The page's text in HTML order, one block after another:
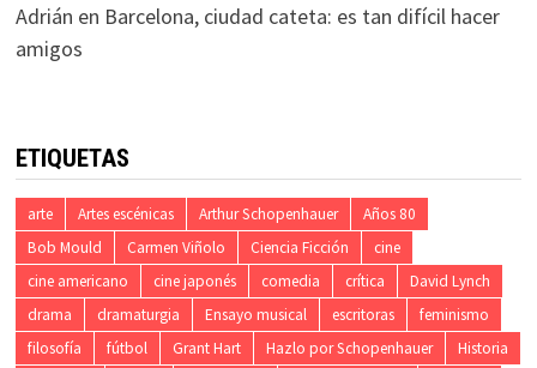
Adrián en Barcelona, ciudad cateta: es tan difícil hacer
amigos
ETIQUETAS
arte Artes escénicas Arthur Schopenhauer
Años 80
Bob Mould
Carmen Viñolo Ciencia Ficción
cine
cine americano
cine japonés comedia crítica
David Lynch
drama
dramaturgia Ensayo musical escritoras
feminismo
filosofía
fútbol Grant Hart Hazlo por Schopenhauer
Historia